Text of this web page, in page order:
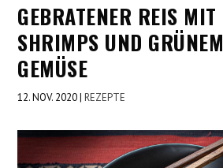
GEBRATENER REIS MIT
SHRIMPS UND GRÜNEM
GEMÜSE
12. NOV. 2020|REZEPTE